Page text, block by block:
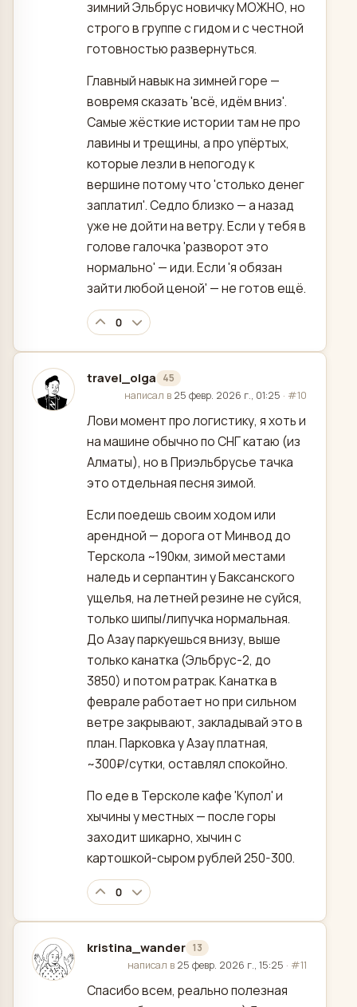
зимний Эльбрус новичку МОЖНО, но
строго в группе с гидом и с честной
готовностью развернуться.
Главный навык на зимней горе —
вовремя сказать 'всё, идём вниз'.
Самые жёсткие истории там не про
лавины и трещины, а про упёртых,
которые лезли в непогоду к
вершине потому что 'столько денег
заплатил'. Седло близко — а назад
уже не дойти на ветру. Если у тебя в
голове галочка 'разворот это
нормально' — иди. Если 'я обязан
зайти любой ценой' — не готов ещё.
0
travel_olga 45
отредактировано
написал в 25 февр. 2026 г., 01:25 · #10
Лови момент про логистику, я хоть и
на машине обычно по СНГ катаю (из
Алматы), но в Приэльбрусье тачка
это отдельная песня зимой.
Если поедешь своим ходом или
арендной — дорога от Минвод до
Терскола ~190км, зимой местами
наледь и серпантин у Баксанского
ущелья, на летней резине не суйся,
только шипы/липучка нормальная.
До Азау паркуешься внизу, выше
только канатка (Эльбрус-2, до
3850) и потом ратрак. Канатка в
феврале работает но при сильном
ветре закрывают, закладывай это в
план. Парковка у Азау платная,
~300₽/сутки, оставлял спокойно.
По еде в Терсколе кафе 'Купол' и
хычины у местных — после горы
заходит шикарно, хычин с
картошкой-сыром рублей 250-300.
0
kristina_wander 13
отредактировано
написал в 25 февр. 2026 г., 15:25 · #11
Спасибо всем, реально полезная